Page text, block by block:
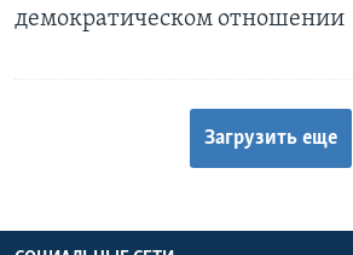
демократическом отношении
Загрузить еще